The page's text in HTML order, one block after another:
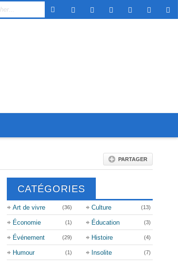
PARTAGER
CATÉGORIES
Art de vivre (36) Culture (13)
Économie (1) Éducation (3)
Événement (29) Histoire (4)
Humour (1) Insolite (7)